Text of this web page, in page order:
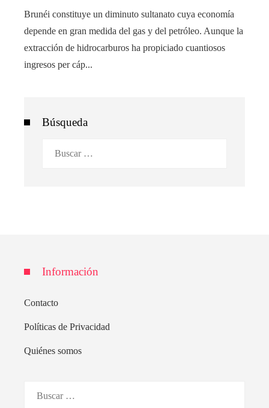
Brunéi constituye un diminuto sultanato cuya economía
depende en gran medida del gas y del petróleo. Aunque la
extracción de hidrocarburos ha propiciado cuantiosos
ingresos per cáp...
Búsqueda
Información
Contacto
Políticas de Privacidad
Quiénes somos